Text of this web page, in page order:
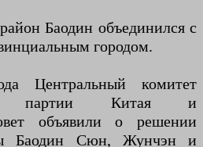
Баодин объединился с
городом.
Центральный комитет
партии Китая и
объявили о решении
Баодин Сюн, Жунчэн и